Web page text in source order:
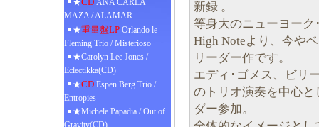
★
ANA CARLA
MAZA / ALAMAR
★重量盤LP Orlando le
Fleming Trio / Misterioso
★Carolyn Lee Jones /
Eclectikka(CD)
★CD Espen Berg Trio /
Entropies
★Michele Papadia / Out of
Gravity(CD)
新録 。
等身大のニューヨー
High Noteより、今や
リーダー作です。
エディ･ゴメス、ビリ
のトリオ演奏を中心
ダー参加。